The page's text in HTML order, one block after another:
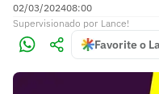
02/03/202408:00
Supervisionado por Lance!
Favorite o